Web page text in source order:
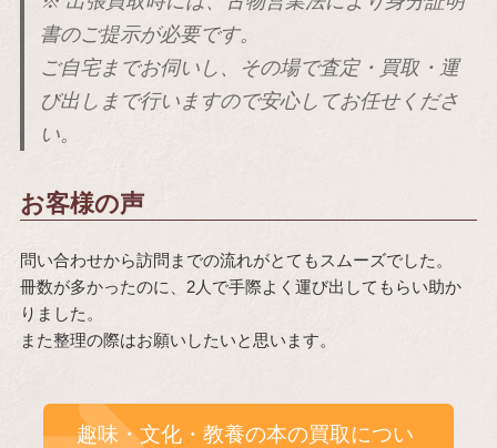
書のご提示が必要です。
ご自宅までお伺いし、その場で査定・買取・運
び出しまで行いますので安心してお任せくださ
い。
お客様の声
問い合わせから訪問までの流れがとてもスムーズでした。
冊数が多かったのに、2人で手際よく運び出してもらい助か
りました。
また整理の際はお願いしたいと思います。
趣味・文化・教養の本の買取につい